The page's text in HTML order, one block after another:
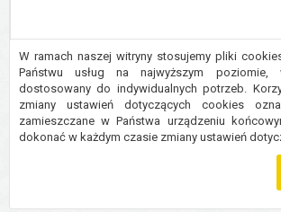
W ramach naszej witryny stosujemy pliki
Państwu usług na najwyższym
dostosowany do indywidualnych potrzeb.
zmiany ustawień dotyczących cookies
zamieszczane w Państwa urządzeniu
dokonać w każdym czasie zmiany ustawień
Copyright © 2016 Urząd Gminy
Projekt i wykonanie:Logonet Sp.